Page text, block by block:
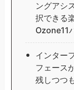
ングアシ
択できる
Ozone11
インター
フェース
残しつつ